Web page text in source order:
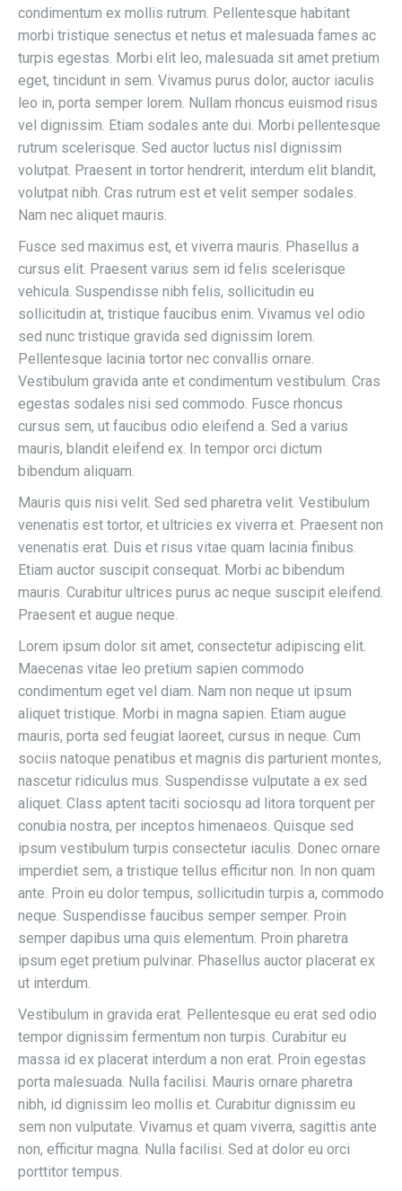
condimentum ex mollis rutrum. Pellentesque habitant
morbi tristique senectus et netus et malesuada fames ac
turpis egestas. Morbi elit leo, malesuada sit amet pretium
eget, tincidunt in sem. Vivamus purus dolor, auctor iaculis
leo in, porta semper lorem. Nullam rhoncus euismod risus
vel dignissim. Etiam sodales ante dui. Morbi pellentesque
rutrum scelerisque. Sed auctor luctus nisl dignissim
volutpat. Praesent in tortor hendrerit, interdum elit blandit,
volutpat nibh. Cras rutrum est et velit semper sodales.
Nam nec aliquet mauris.
Fusce sed maximus est, et viverra mauris. Phasellus a
cursus elit. Praesent varius sem id felis scelerisque
vehicula. Suspendisse nibh felis, sollicitudin eu
sollicitudin at, tristique faucibus enim. Vivamus vel odio
sed nunc tristique gravida sed dignissim lorem.
Pellentesque lacinia tortor nec convallis ornare.
Vestibulum gravida ante et condimentum vestibulum. Cras
egestas sodales nisi sed commodo. Fusce rhoncus
cursus sem, ut faucibus odio eleifend a. Sed a varius
mauris, blandit eleifend ex. In tempor orci dictum
bibendum aliquam.
Mauris quis nisi velit. Sed sed pharetra velit. Vestibulum
venenatis est tortor, et ultricies ex viverra et. Praesent non
venenatis erat. Duis et risus vitae quam lacinia finibus.
Etiam auctor suscipit consequat. Morbi ac bibendum
mauris. Curabitur ultrices purus ac neque suscipit eleifend.
Praesent et augue neque.
Lorem ipsum dolor sit amet, consectetur adipiscing elit.
Maecenas vitae leo pretium sapien commodo
condimentum eget vel diam. Nam non neque ut ipsum
aliquet tristique. Morbi in magna sapien. Etiam augue
mauris, porta sed feugiat laoreet, cursus in neque. Cum
sociis natoque penatibus et magnis dis parturient montes,
nascetur ridiculus mus. Suspendisse vulputate a ex sed
aliquet. Class aptent taciti sociosqu ad litora torquent per
conubia nostra, per inceptos himenaeos. Quisque sed
ipsum vestibulum turpis consectetur iaculis. Donec ornare
imperdiet sem, a tristique tellus efficitur non. In non quam
ante. Proin eu dolor tempus, sollicitudin turpis a, commodo
neque. Suspendisse faucibus semper semper. Proin
semper dapibus urna quis elementum. Proin pharetra
ipsum eget pretium pulvinar. Phasellus auctor placerat ex
ut interdum.
Vestibulum in gravida erat. Pellentesque eu erat sed odio
tempor dignissim fermentum non turpis. Curabitur eu
massa id ex placerat interdum a non erat. Proin egestas
porta malesuada. Nulla facilisi. Mauris ornare pharetra
nibh, id dignissim leo mollis et. Curabitur dignissim eu
sem non vulputate. Vivamus et quam viverra, sagittis ante
non, efficitur magna. Nulla facilisi. Sed at dolor eu orci
porttitor tempus.